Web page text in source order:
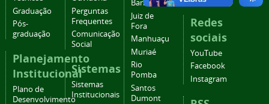
Graduação
Pós-
graduação
Planejamento
Institucional
Plano de
Desenvolvimento
Perguntas
Frequentes
Comunicação
Social
Sistemas
Sistemas
Institucionais
Barbacena
Juiz de
Fora
Manhuaçu
Muriaé
Rio
Pomba
Santos
Dumont
Redes
sociais
YouTube
Facebook
Instagram